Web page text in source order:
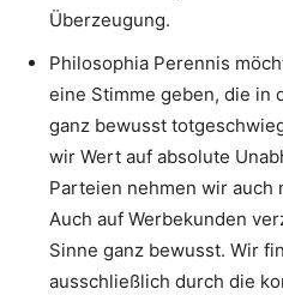
Überzeugung.
Philosophia Perennis
eine Stimme geben, die in
ganz bewusst
wir Wert auf absolute
Parteien nehmen wir
Auch auf Werbekunden
Sinne ganz bewusst. Wir
ausschließlich durch die